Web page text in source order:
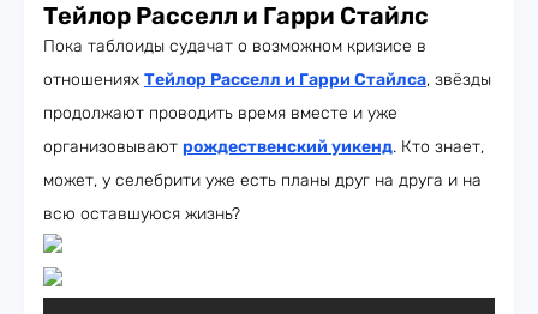
Тейлор Расселл и Гарри Стайлс
Пока таблоиды судачат о возможном кризисе в
отношениях Тейлор Расселл и Гарри Стайлса, звёзды
продолжают проводить время вместе и уже
организовывают рождественский уикенд. Кто знает,
может, у селебрити уже есть планы друг на друга и на
всю оставшуюся жизнь?